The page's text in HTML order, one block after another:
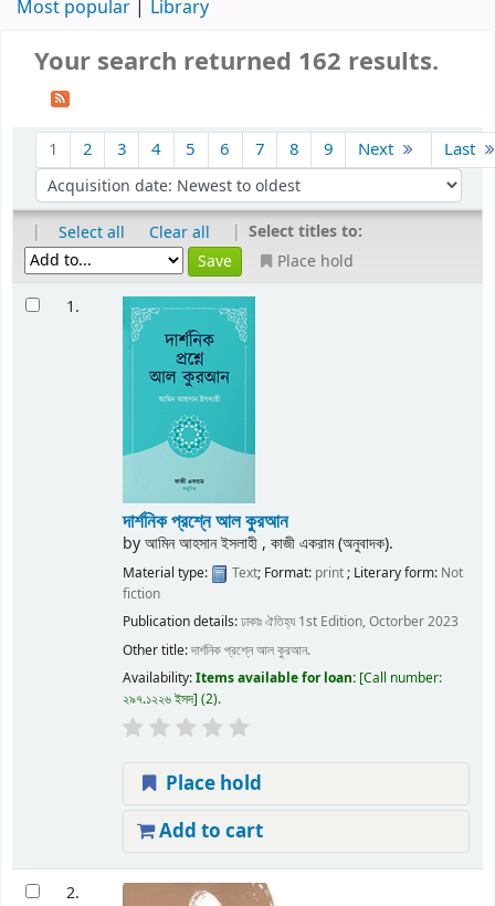
Most popular
Library
Your search returned 162 results.
1 2 3 4 5 6 7 8 9 Next Last
| Select all Clear all | Select titles to:
Place hold
1.
দার্শনিক প্রশ্নে আল কুরআন
byআমিন আহসান ইসলাহী , কাজী একরাম (অনুবাদক).
Material type: Text; Format: print; Literary form: Not
fiction
Publication details:ঢাকাঃঐতিহ্য 1st Edition, Octorber 2023
Other title:দার্শনিক প্রশ্নে আল কুরআন.
Availability:Items available for loan: Call number:
২৯৭.১২২৬ ইসদ (2).
Place hold
Add to cart
2.